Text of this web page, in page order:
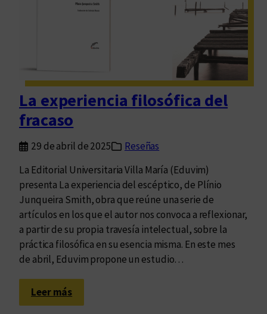
La experiencia filosófica del
fracaso
29 de abril de 2025
Reseñas
La Editorial Universitaria Villa María (Eduvim)
presenta La experiencia del escéptico, de Plínio
Junqueira Smith, obra que reúne una serie de
artículos en los que el autor nos convoca a reflexionar,
a partir de su propia travesía intelectual, sobre la
práctica filosófica en su esencia misma. En este mes
de abril, Eduvim propone un estudio…
Leer más:
L